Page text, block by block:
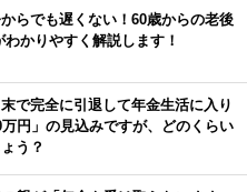
からでも遅くない！60歳からの老後
かりやすく解説します！
で完全に引退して年金生活に入り
円」の見込みですが、どのくらい
う？